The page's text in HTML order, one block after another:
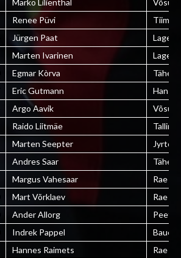
Marko Lilienthal
Renee Püvi
Tiim
Jürgen Paat
Lagedi
Marten Ivarinen
Lagedi
Egmar Kòrva
Tähed
Eric Gutmann
Argo Aavik
Raido Liitmäe
Tallinn
Marten Seepter
Jyrto
Andres Saar
Tähed
Margus Vahesaar
Rae
Mart Võrklaev
Rae
Ander Allorg
Peetri
Indrek Pappel
Bauest
Hannes Raimets
Rae